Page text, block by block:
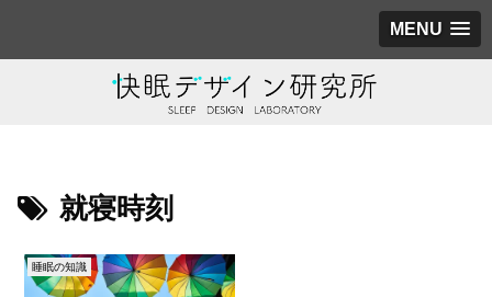
MENU
就寝時刻
睡眠の知識